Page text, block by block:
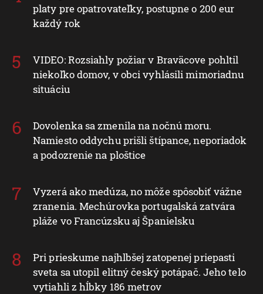
platy pre opatrovateľky, postupne o 200 eur
každý rok
VIDEO: Rozsiahly požiar v Braväcove pohltil
niekoľko domov, v obci vyhlásili mimoriadnu
situáciu
Dovolenka sa zmenila na nočnú moru.
Namiesto oddychu prišli štípance, neporiadok
a podozrenie na ploštice
Vyzerá ako medúza, no môže spôsobiť vážne
zranenia. Mechúrovka portugalská zatvára
pláže vo Francúzsku aj Španielsku
Pri prieskume najhlbšej zatopenej priepasti
sveta sa utopil elitný český potápač. Jeho telo
vytiahli z hĺbky 186 metrov